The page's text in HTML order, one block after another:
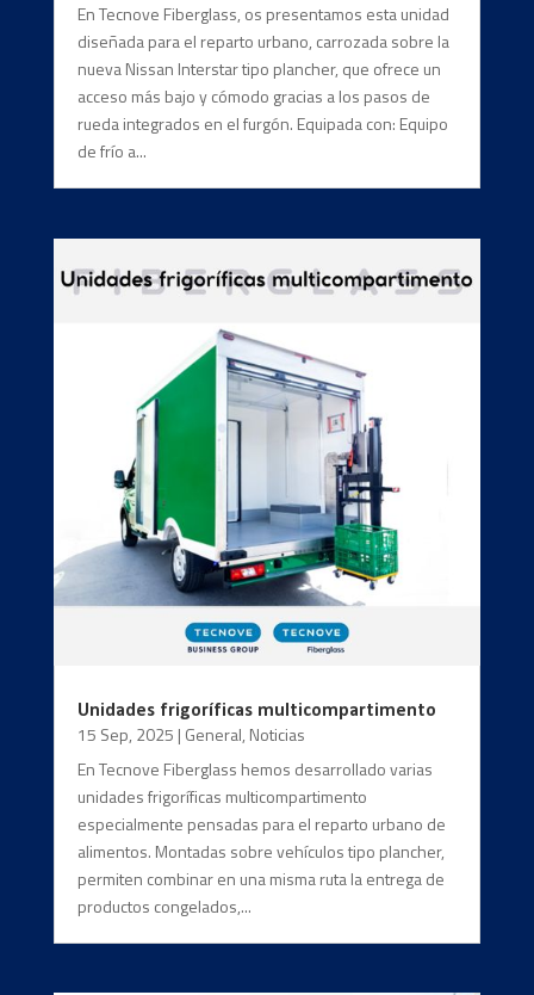
En Tecnove Fiberglass, os presentamos esta unidad
diseñada para el reparto urbano, carrozada sobre la
nueva Nissan Interstar tipo plancher, que ofrece un
acceso más bajo y cómodo gracias a los pasos de
rueda integrados en el furgón. Equipada con: Equipo
de frío a...
Unidades frigoríficas multicompartimento
15 Sep, 2025 | General, Noticias
En Tecnove Fiberglass hemos desarrollado varias
unidades frigoríficas multicompartimento
especialmente pensadas para el reparto urbano de
alimentos. Montadas sobre vehículos tipo plancher,
permiten combinar en una misma ruta la entrega de
productos congelados,...